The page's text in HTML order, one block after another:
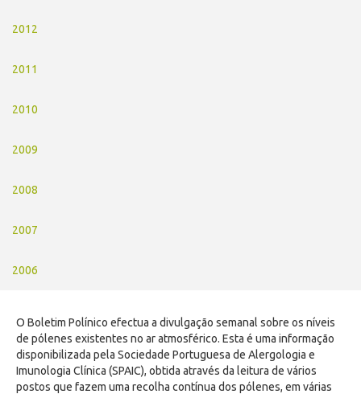
2012
2011
2010
2009
2008
2007
2006
O Boletim Polínico efectua a divulgação semanal sobre os níveis
de pólenes existentes no ar atmosférico. Esta é uma informação
disponibilizada pela Sociedade Portuguesa de Alergologia e
Imunologia Clínica (SPAIC), obtida através da leitura de vários
postos que fazem uma recolha contínua dos pólenes, em várias